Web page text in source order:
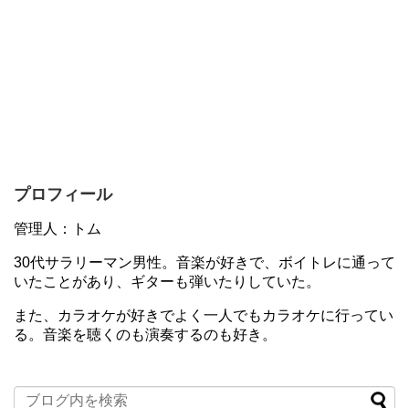
プロフィール
管理人：トム
30代サラリーマン男性。音楽が好きで、ボイトレに通って
いたことがあり、ギターも弾いたりしていた。
また、カラオケが好きでよく一人でもカラオケに行ってい
る。音楽を聴くのも演奏するのも好き。